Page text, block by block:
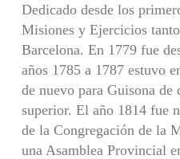
Dedicado desde los
Misiones y Ejercicios
Barcelona. En 1779 fue
años 1785 a 1787 estuvo
de nuevo para Guisona de
superior. El año 1814 fue
de la Congregación de la
una Asamblea Provincial